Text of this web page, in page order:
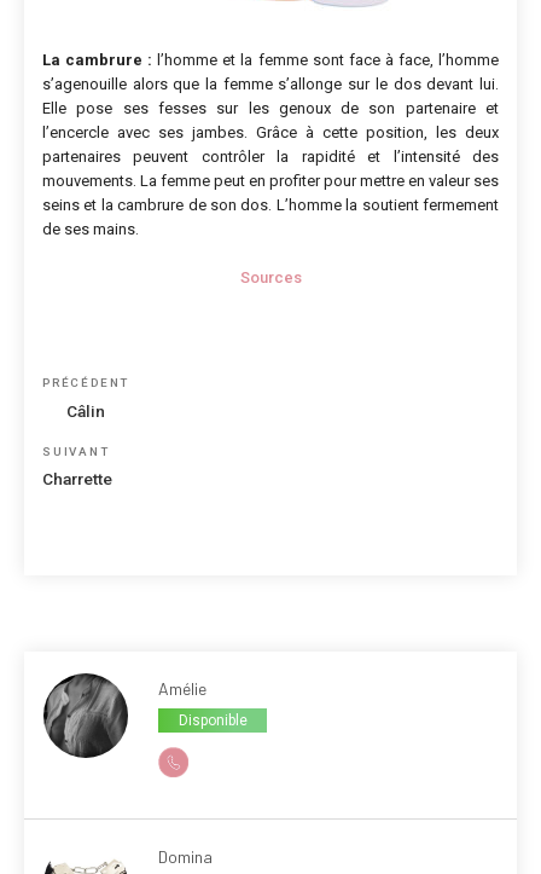
La cambrure : l’homme et la femme sont face à face, l’homme
s’agenouille alors que la femme s’allonge sur le dos devant lui.
Elle pose ses fesses sur les genoux de son partenaire et
l’encercle avec ses jambes. Grâce à cette position, les deux
partenaires peuvent contrôler la rapidité et l’intensité des
mouvements. La femme peut en profiter pour mettre en valeur ses
seins et la cambrure de son dos. L’homme la soutient fermement
de ses mains.
Sources
Navigation
Article
précédent
PRÉCÉDENT
Câlin
Article
suivant
SUIVANT
Charrette
Amélie
Disponible
Domina